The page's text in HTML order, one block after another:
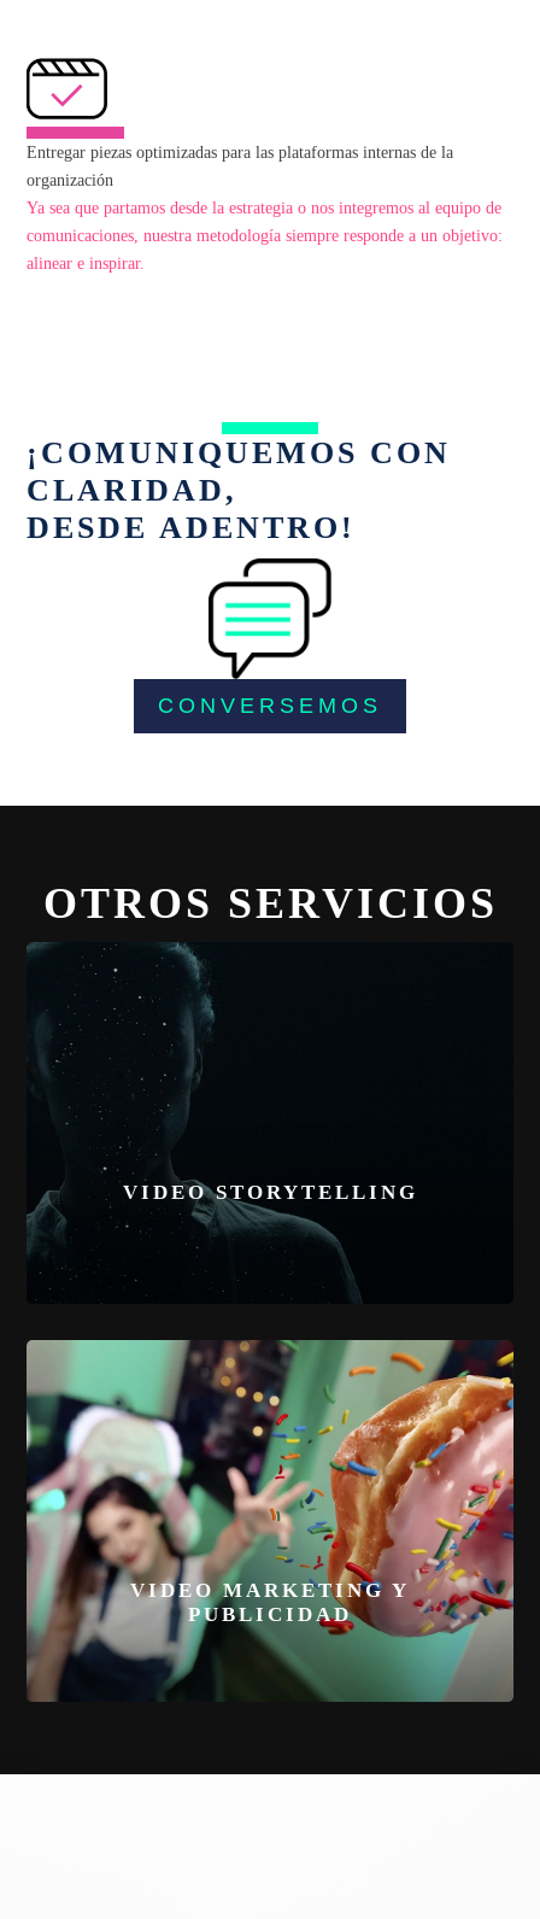
Entregar piezas optimizadas para las plataformas internas de la
organización
Ya sea que partamos desde la estrategia o nos integremos al equipo de
comunicaciones, nuestra metodología siempre responde a un objetivo:
alinear e inspirar.
¡COMUNIQUEMOS CON
CLARIDAD,
DESDE ADENTRO!
CONVERSEMOS
OTROS SERVICIOS
VIDEO STORYTELLING
VIDEO MARKETING Y
PUBLICIDAD